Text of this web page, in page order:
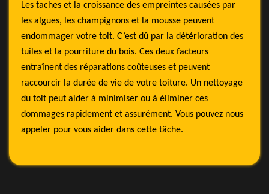
Les taches et la croissance des empreintes causées par
les algues, les champignons et la mousse peuvent
endommager votre toit. C’est dû par la détérioration des
tuiles et la pourriture du bois. Ces deux facteurs
entraînent des réparations coûteuses et peuvent
raccourcir la durée de vie de votre toiture. Un nettoyage
du toit peut aider à minimiser ou à éliminer ces
dommages rapidement et assurément. Vous pouvez nous
appeler pour vous aider dans cette tâche.